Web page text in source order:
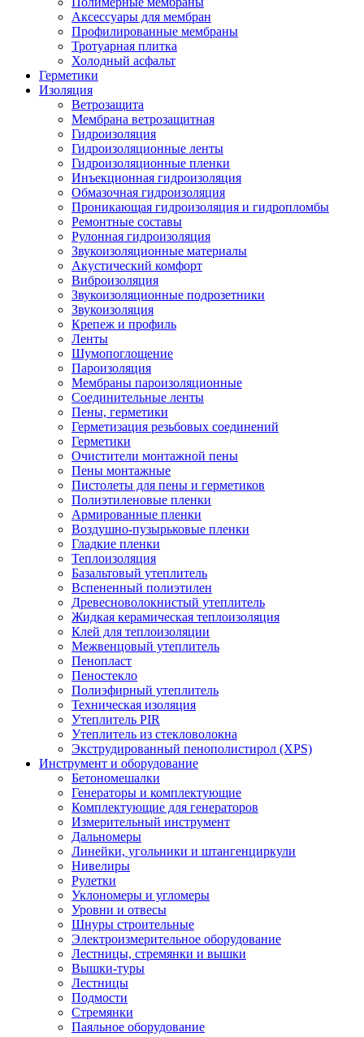
Аксессуары для мембран
Профилированные мембраны
Тротуарная плитка
Холодный асфальт
Герметики
Изоляция
Ветрозащита
Мембрана ветрозащитная
Гидроизоляция
Гидроизоляционные ленты
Гидроизоляционные пленки
Инъекционная гидроизоляция
Обмазочная гидроизоляция
Проникающая гидроизоляция и гидропломбы
Ремонтные составы
Рулонная гидроизоляция
Звукоизоляционные материалы
Акустический комфорт
Виброизоляция
Звукоизоляционные подрозетники
Звукоизоляция
Крепеж и профиль
Ленты
Шумопоглощение
Пароизоляция
Мембраны пароизоляционные
Соединительные ленты
Пены, герметики
Герметизация резьбовых соединений
Герметики
Очистители монтажной пены
Пены монтажные
Пистолеты для пены и герметиков
Полиэтиленовые пленки
Армированные пленки
Воздушно-пузырьковые пленки
Гладкие пленки
Теплоизоляция
Базальтовый утеплитель
Вспененный полиэтилен
Древесноволокнистый утеплитель
Жидкая керамическая теплоизоляция
Клей для теплоизоляции
Межвенцовый утеплитель
Пенопласт
Пеностекло
Полиэфирный утеплитель
Техническая изоляция
Утеплитель PIR
Утеплитель из стекловолокна
Экструдированный пенополистирол (XPS)
Инструмент и оборудование
Бетономешалки
Генераторы и комплектующие
Комплектующие для генераторов
Измерительный инструмент
Дальномеры
Линейки, угольники и штангенциркули
Нивелиры
Рулетки
Уклономеры и угломеры
Уровни и отвесы
Шнуры строительные
Электроизмерительное оборудование
Лестницы, стремянки и вышки
Вышки-туры
Лестницы
Подмости
Стремянки
Паяльное оборудование